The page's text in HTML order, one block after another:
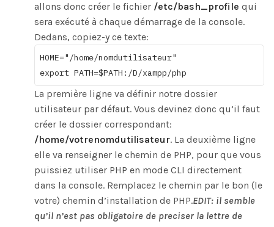
allons donc créer le fichier /etc/bash_profile qui
sera exécuté à chaque démarrage de la console.
Dedans, copiez-y ce texte:
HOME="/home/nomdutilisateur"
La première ligne va définir notre dossier
utilisateur par défaut. Vous devinez donc qu’il faut
créer le dossier correspondant:
/home/votrenomdutilisateur. La deuxième ligne
elle va renseigner le chemin de PHP, pour que vous
puissiez utiliser PHP en mode CLI directement
dans la console. Remplacez le chemin par le bon (le
votre) chemin d’installation de PHP.EDIT: il semble
qu’il n’est pas obligatoire de preciser la lettre de